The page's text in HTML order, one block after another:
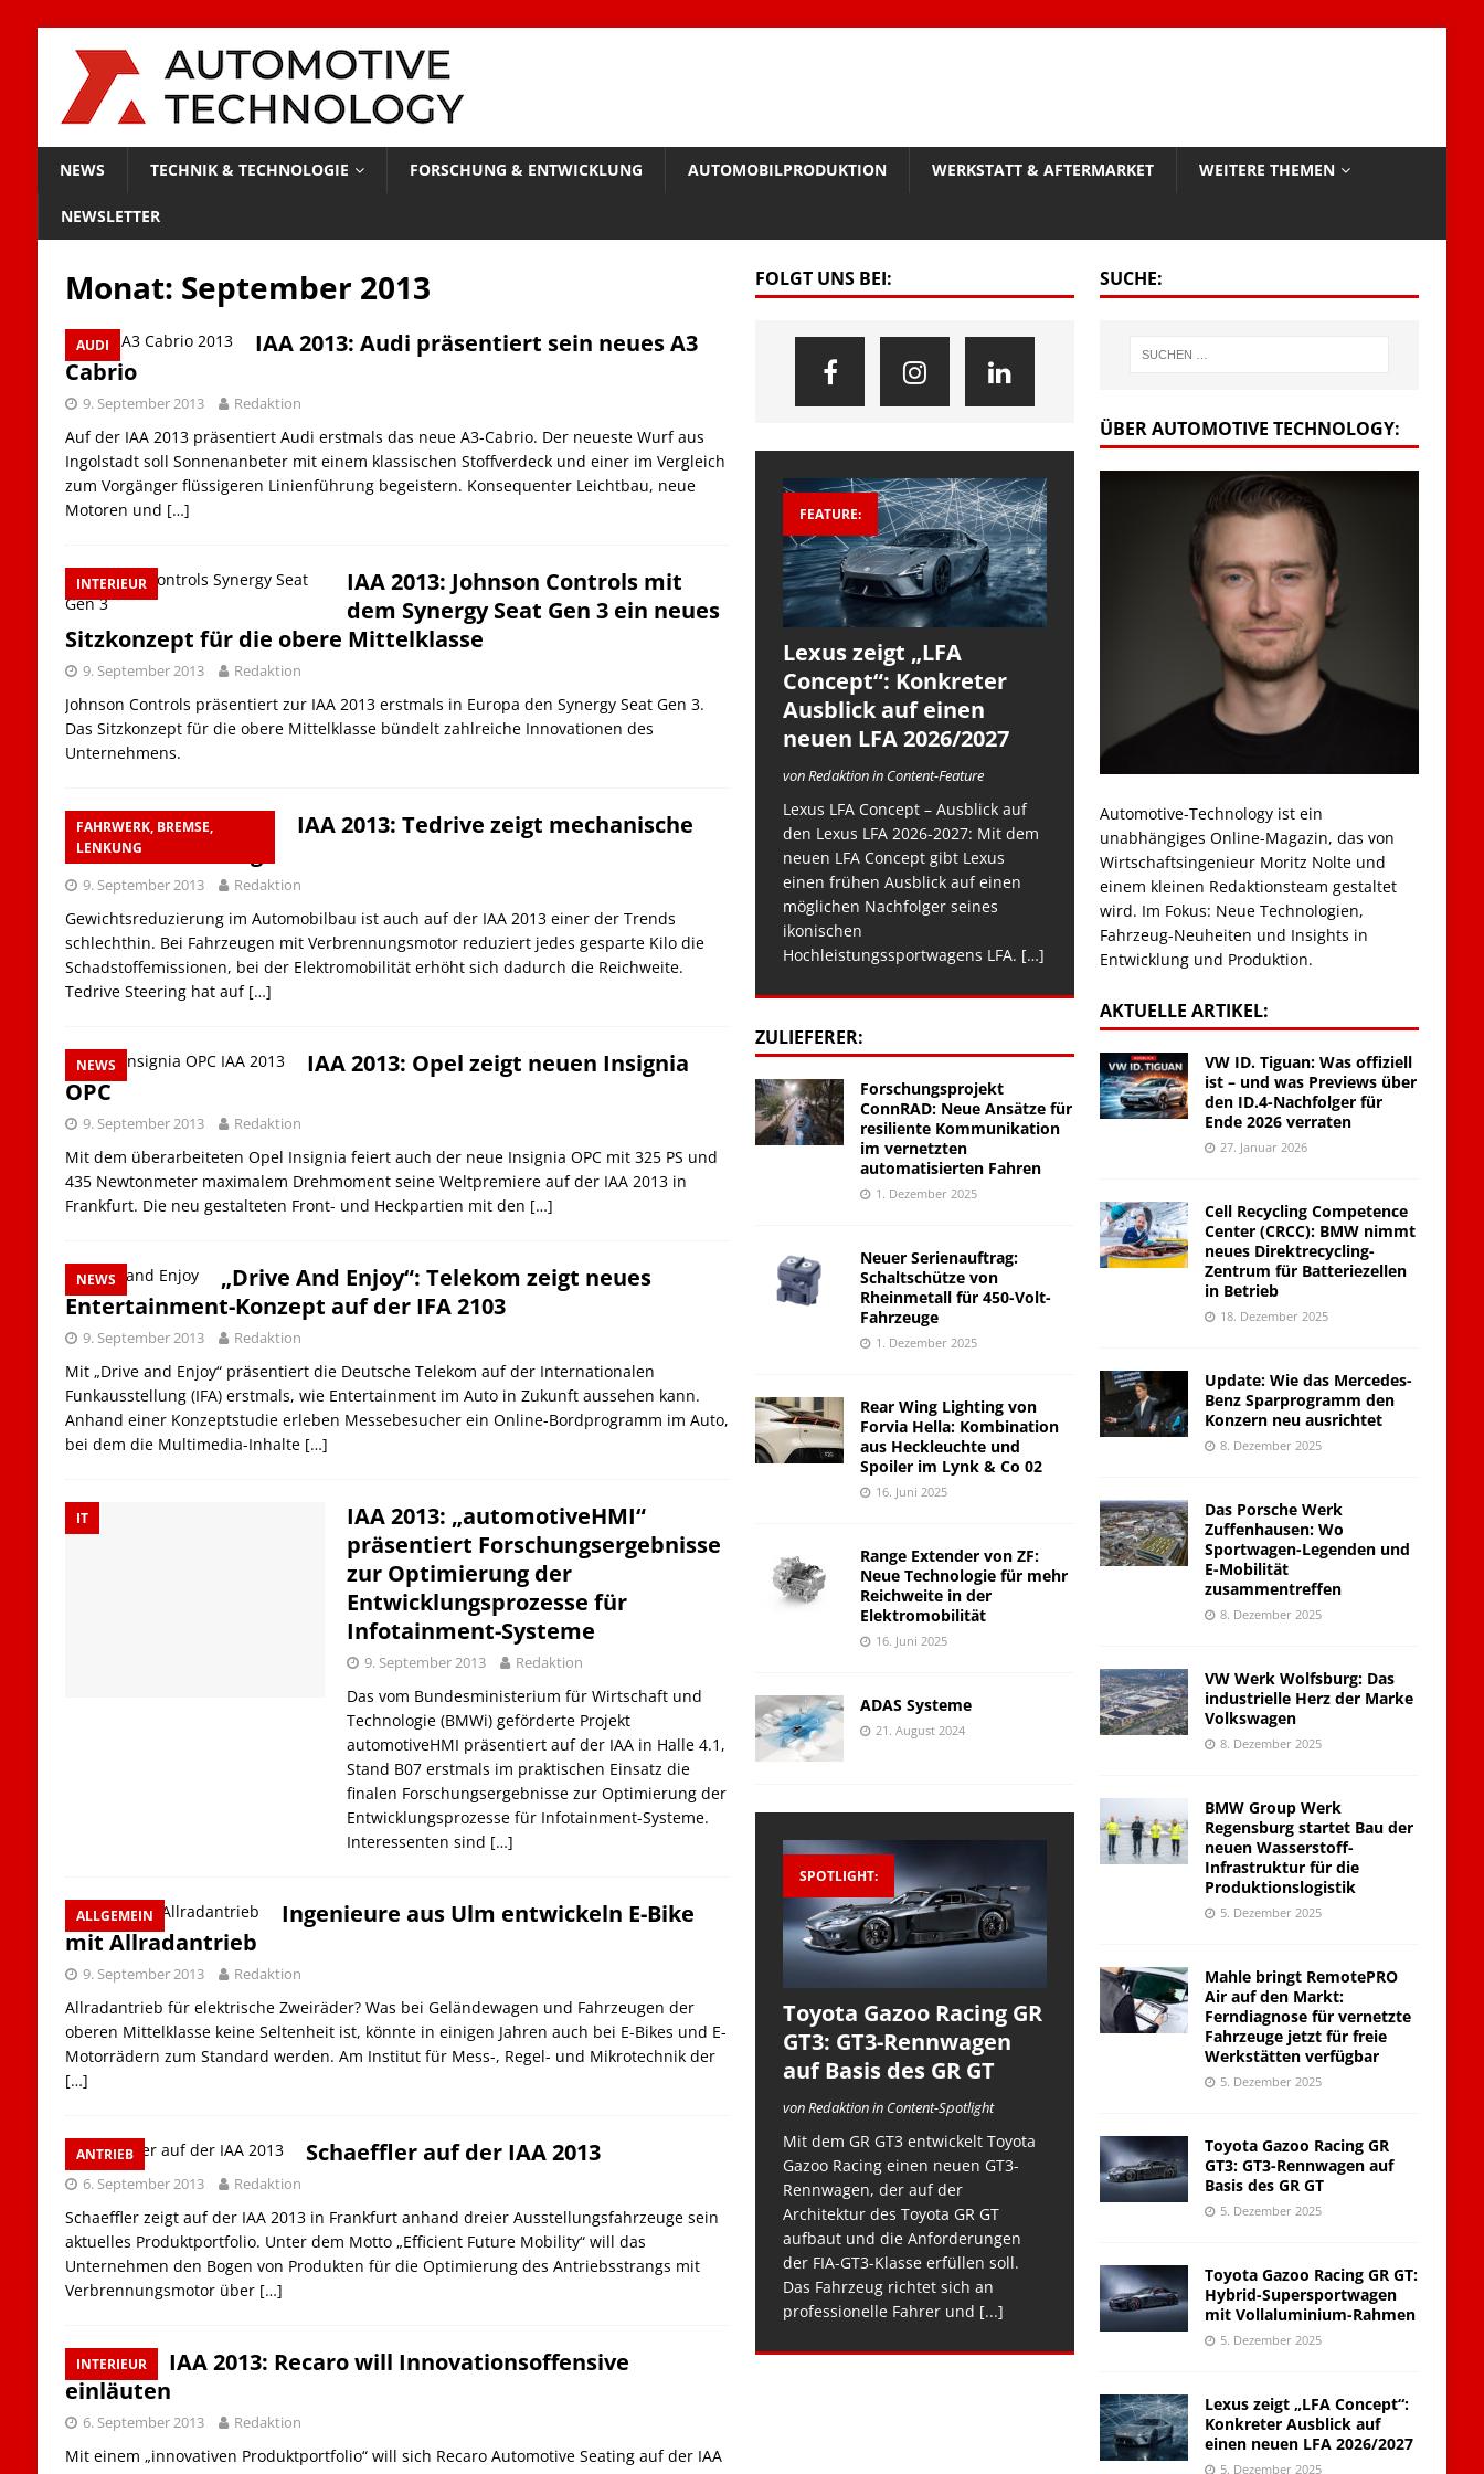
NEWS TECHNIK & TECHNOLOGIE FORSCHUNG & ENTWICKLUNG AUTOMOBILPRODUKTION WERKSTATT & AFTERMARKET WEITERE THEMEN
NEWSLETTER
Monat: September 2013
AUDI
IAA 2013: Audi präsentiert sein neues A3
Cabrio
9. September 2013 Redaktion
Auf der IAA 2013 präsentiert Audi erstmals das neue A3-Cabrio. Der neueste Wurf aus
Ingolstadt soll Sonnenanbeter mit einem klassischen Stoffverdeck und einer im Vergleich
zum Vorgänger flüssigeren Linienführung begeistern. Konsequenter Leichtbau, neue
Motoren und […]
INTERIEUR
IAA 2013: Johnson Controls mit
dem Synergy Seat Gen 3 ein neues
Sitzkonzept für die obere Mittelklasse
9. September 2013 Redaktion
Johnson Controls präsentiert zur IAA 2013 erstmals in Europa den Synergy Seat Gen 3.
Das Sitzkonzept für die obere Mittelklasse bündelt zahlreiche Innovationen des
Unternehmens.
FAHRWERK, BREMSE,
LENKUNG
IAA 2013: Tedrive zeigt mechanische
Leichtbaulenkung
9. September 2013 Redaktion
Gewichtsreduzierung im Automobilbau ist auch auf der IAA 2013 einer der Trends
schlechthin. Bei Fahrzeugen mit Verbrennungsmotor reduziert jedes gesparte Kilo die
Schadstoffemissionen, bei der Elektromobilität erhöht sich dadurch die Reichweite.
Tedrive Steering hat auf […]
NEWS
IAA 2013: Opel zeigt neuen Insignia
OPC
9. September 2013 Redaktion
Mit dem überarbeiteten Opel Insignia feiert auch der neue Insignia OPC mit 325 PS und
435 Newtonmeter maximalem Drehmoment seine Weltpremiere auf der IAA 2013 in
Frankfurt. Die neu gestalteten Front- und Heckpartien mit den […]
NEWS
„Drive And Enjoy“: Telekom zeigt neues
Entertainment-Konzept auf der IFA 2103
9. September 2013 Redaktion
Mit „Drive and Enjoy“ präsentiert die Deutsche Telekom auf der Internationalen
Funkausstellung (IFA) erstmals, wie Entertainment im Auto in Zukunft aussehen kann.
Anhand einer Konzeptstudie erleben Messebesucher ein Online-Bordprogramm im Auto,
bei dem die Multimedia-Inhalte […]
IT
IAA 2013: „automotiveHMI“
präsentiert Forschungsergebnisse
zur Optimierung der
Entwicklungsprozesse für
Infotainment-Systeme
9. September 2013 Redaktion
Das vom Bundesministerium für Wirtschaft und
Technologie (BMWi) geförderte Projekt
automotiveHMI präsentiert auf der IAA in Halle 4.1,
Stand B07 erstmals im praktischen Einsatz die
finalen Forschungsergebnisse zur Optimierung der
Entwicklungsprozesse für Infotainment-Systeme.
Interessenten sind […]
ALLGEMEIN
Ingenieure aus Ulm entwickeln E-Bike
mit Allradantrieb
9. September 2013 Redaktion
Allradantrieb für elektrische Zweiräder? Was bei Geländewagen und Fahrzeugen der
oberen Mittelklasse keine Seltenheit ist, könnte in einigen Jahren auch bei E-Bikes und E-
Motorrädern zum Standard werden. Am Institut für Mess-, Regel- und Mikrotechnik der
[…]
ANTRIEB Schaeffler auf der IAA 2013
6. September 2013 Redaktion
Schaeffler zeigt auf der IAA 2013 in Frankfurt anhand dreier Ausstellungsfahrzeuge sein
aktuelles Produktportfolio. Unter dem Motto „Efficient Future Mobility“ will das
Unternehmen den Bogen von Produkten für die Optimierung des Antriebsstrangs mit
Verbrennungsmotor über […]
INTERIEUR
IAA 2013: Recaro will Innovationsoffensive
einläuten
6. September 2013 Redaktion
Mit einem „innovativen Produktportfolio“ will sich Recaro Automotive Seating auf der IAA
FOLGT UNS BEI:
FEATURE:
Lexus zeigt „LFA
Concept“: Konkreter
Ausblick auf einen
neuen LFA 2026/2027
von Redaktion in Content-Feature
Lexus LFA Concept – Ausblick auf
den Lexus LFA 2026-2027: Mit dem
neuen LFA Concept gibt Lexus
einen frühen Ausblick auf einen
möglichen Nachfolger seines
ikonischen
Hochleistungssportwagens LFA. […]
ZULIEFERER:
Forschungsprojekt
ConnRAD: Neue Ansätze für
resiliente Kommunikation
im vernetzten
automatisierten Fahren
1. Dezember 2025
Neuer Serienauftrag:
Schaltschütze von
Rheinmetall für 450-Volt-
Fahrzeuge
1. Dezember 2025
Rear Wing Lighting von
Forvia Hella: Kombination
aus Heckleuchte und
Spoiler im Lynk & Co 02
16. Juni 2025
Range Extender von ZF:
Neue Technologie für mehr
Reichweite in der
Elektromobilität
16. Juni 2025
ADAS Systeme
21. August 2024
SPOTLIGHT:
Toyota Gazoo Racing GR
GT3: GT3-Rennwagen
auf Basis des GR GT
von Redaktion in Content-Spotlight
Mit dem GR GT3 entwickelt Toyota
Gazoo Racing einen neuen GT3-
Rennwagen, der auf der
Architektur des Toyota GR GT
aufbaut und die Anforderungen
der FIA-GT3-Klasse erfüllen soll.
Das Fahrzeug richtet sich an
professionelle Fahrer und [...]
SUCHE:
ÜBER AUTOMOTIVE TECHNOLOGY:
Automotive-Technology ist ein
unabhängiges Online-Magazin, das von
Wirtschaftsingenieur Moritz Nolte und
einem kleinen Redaktionsteam gestaltet
wird. Im Fokus: Neue Technologien,
Fahrzeug-Neuheiten und Insights in
Entwicklung und Produktion.
AKTUELLE ARTIKEL:
VW ID. Tiguan: Was offiziell
ist – und was Previews über
den ID.4-Nachfolger für
Ende 2026 verraten
27. Januar 2026
Cell Recycling Competence
Center (CRCC): BMW nimmt
neues Direktrecycling-
Zentrum für Batteriezellen
in Betrieb
18. Dezember 2025
Update: Wie das Mercedes-
Benz Sparprogramm den
Konzern neu ausrichtet
8. Dezember 2025
Das Porsche Werk
Zuffenhausen: Wo
Sportwagen-Legenden und
E-Mobilität
zusammentreffen
8. Dezember 2025
VW Werk Wolfsburg: Das
industrielle Herz der Marke
Volkswagen
8. Dezember 2025
BMW Group Werk
Regensburg startet Bau der
neuen Wasserstoff-
Infrastruktur für die
Produktionslogistik
5. Dezember 2025
Mahle bringt RemotePRO
Air auf den Markt:
Ferndiagnose für vernetzte
Fahrzeuge jetzt für freie
Werkstätten verfügbar
5. Dezember 2025
Toyota Gazoo Racing GR
GT3: GT3-Rennwagen auf
Basis des GR GT
5. Dezember 2025
Toyota Gazoo Racing GR GT:
Hybrid-Supersportwagen
mit Vollaluminium-Rahmen
5. Dezember 2025
Lexus zeigt „LFA Concept“:
Konkreter Ausblick auf
einen neuen LFA 2026/2027
5. Dezember 2025